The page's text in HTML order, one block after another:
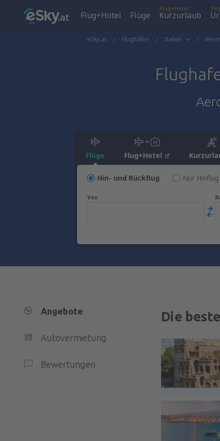
Flug+Hotel Flüge
Flug+Hotel
Kurzurlaub
eSky.at Flughäfen Italien
Flüge Flug+Hotel
Hin- und Rückflug Nur Hinflug
Von
Angebote
Autovermietung
Bewertungen
Die